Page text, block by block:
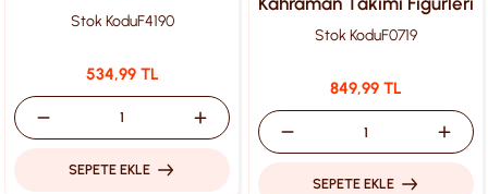
Stok KoduF4190
534,99 TL
SEPETE EKLE
F0719
Stok KoduF0719
849,99 TL
SEPETE EKLE